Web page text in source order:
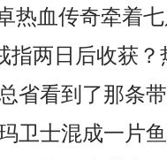
热血传奇牵着
指两日后收获
省看到了那条
卫士混成一片